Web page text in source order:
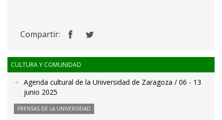
Compartir:
CULTURA Y COMUNIDAD
Agenda cultural de la Universidad de Zaragoza / 06 - 13
junio 2025
PRENSAS DE LA UNIVERSIDAD